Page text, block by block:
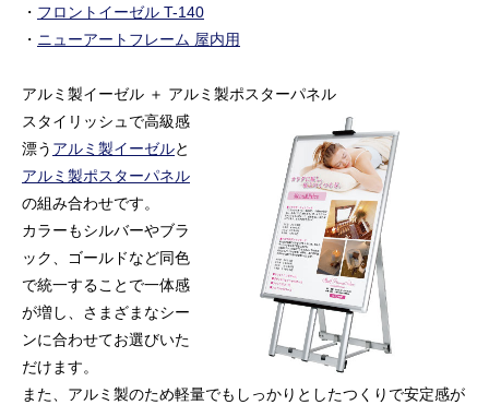
・ フロントイーゼル T-140
・ ニューアートフレーム 屋内用
アルミ製イーゼル ＋ アルミ製ポスターパネル
スタイリッシュで高級感
漂う アルミ製イーゼルと
アルミ製ポスターパネル
の組み合わせです。
カラーもシルバーやブラ
ック、ゴールドなど同色
で統一することで一体感
が増し、さまざまなシー
ンに合わせてお選びいた
だけます。
また、アルミ製のため軽量でもしっかりとしたつくりで安定感が